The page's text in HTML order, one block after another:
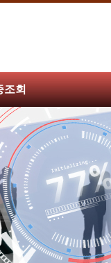
조회